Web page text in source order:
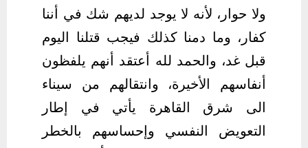
ولا حوار، لأنه لا يوجد لديهم شك في أننا
كفار، وما دمنا كذلك فيجب قتلنا اليوم
قبل غد، والحمد لله أعتقد أنهم يلفظون
أنفاسهم الأخيرة، وانتقالهم من سيناء
الى شرق القاهرة يأتي في إطار
التعويض النفسي وإحساسهم بالخطر